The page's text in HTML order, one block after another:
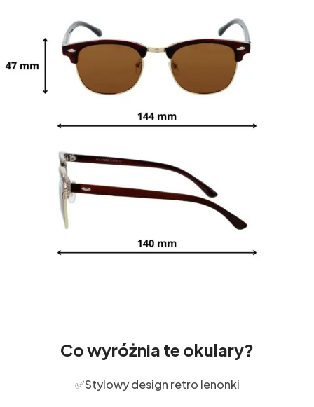
Co wyróżnia te okulary?
✅Stylowy design retro lenonki